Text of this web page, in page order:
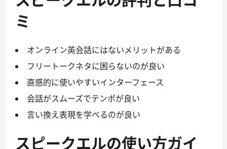
ミ
オンライン英会話にはないメリットがある
フリートークネタに困らないのが良い
直感的に使いやすいインターフェース
会話がスムーズでテンポが良い
言い換え表現を学べるのが良い
スピークエルの使い方ガイ